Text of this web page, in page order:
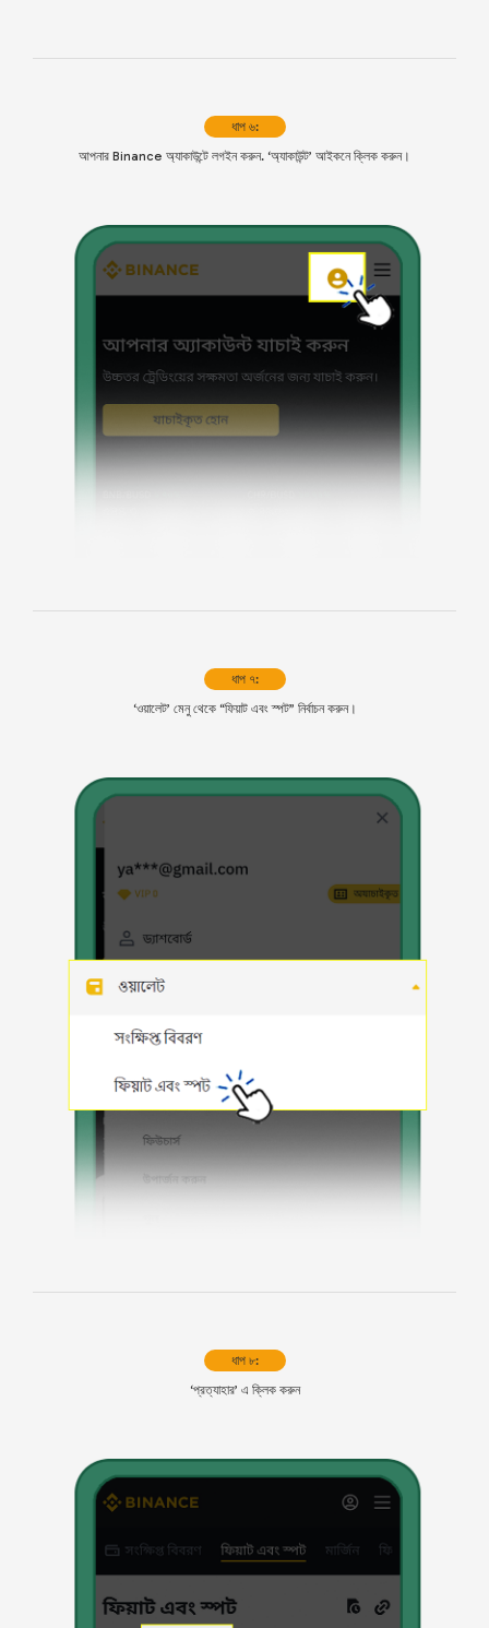
ধাপ ৬:
আপনার Binance অ্যাকাউন্টে লগইন করুন. ‘অ্যাকাউন্ট’ আইকনে ক্লিক করুন।
ধাপ ৭:
‘ওয়ালেট’ মেনু থেকে “ফিয়াট এবং স্পট” নির্বাচন করুন।
ধাপ ৮:
‘প্রত্যাহার’ এ ক্লিক করুন